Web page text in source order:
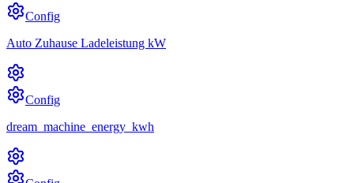
Config
Auto Zuhause Ladeleistung kW
Config
dream_machine_energy_kwh